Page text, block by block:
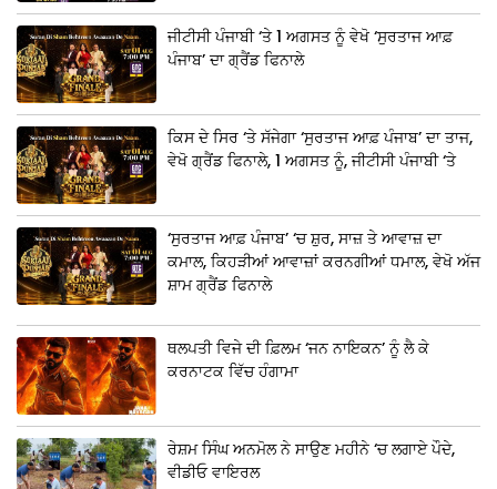
ਜੀਟੀਸੀ ਪੰਜਾਬੀ ‘ਤੇ 1 ਅਗਸਤ ਨੂੰ ਵੇਖੋ ‘ਸੁਰਤਾਜ ਆਫ਼
ਪੰਜਾਬ’ ਦਾ ਗ੍ਰੈਂਡ ਫਿਨਾਲੇ
ਕਿਸ ਦੇ ਸਿਰ ‘ਤੇ ਸੱਜੇਗਾ ‘ਸੁਰਤਾਜ ਆਫ਼ ਪੰਜਾਬ’ ਦਾ ਤਾਜ,
ਵੇਖੋ ਗ੍ਰੈਂਡ ਫਿਨਾਲੇ, 1 ਅਗਸਤ ਨੂੰ, ਜੀਟੀਸੀ ਪੰਜਾਬੀ ‘ਤੇ
‘ਸੁਰਤਾਜ ਆਫ਼ ਪੰਜਾਬ’ ‘ਚ ਸ਼ੁਰ, ਸਾਜ਼ ਤੇ ਆਵਾਜ਼ ਦਾ
ਕਮਾਲ, ਕਿਹੜੀਆਂ ਆਵਾਜ਼ਾਂ ਕਰਨਗੀਆਂ ਧਮਾਲ, ਵੇਖੋ ਅੱਜ
ਸ਼ਾਮ ਗ੍ਰੈਂਡ ਫਿਨਾਲੇ
ਥਲਪਤੀ ਵਿਜੇ ਦੀ ਫ਼ਿਲਮ ‘ਜਨ ਨਾਇਕਨ’ ਨੂੰ ਲੈ ਕੇ
ਕਰਨਾਟਕ ਵਿੱਚ ਹੰਗਾਮਾ
ਰੇਸ਼ਮ ਸਿੰਘ ਅਨਮੋਲ ਨੇ ਸਾਉਣ ਮਹੀਨੇ ‘ਚ ਲਗਾਏ ਪੌਦੇ,
ਵੀਡੀਓ ਵਾਇਰਲ